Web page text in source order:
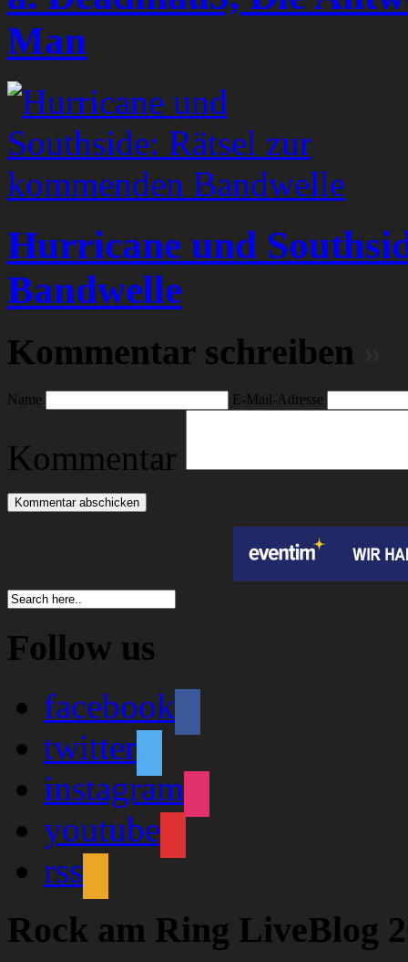
Man
Hurricane und
Bandwelle
Kommentar schreiben
Name E-Mail-Adresse
Kommentar
Follow us
facebook
twitter
instagram
youtube
rss
Rock am Ring LiveBlog